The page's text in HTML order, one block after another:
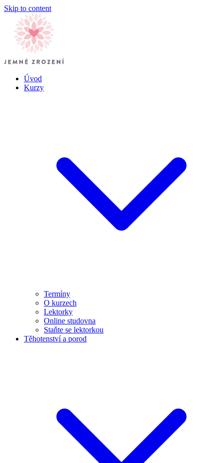
Skip to content
Úvod
Kurzy
Termíny
O kurzech
Lektorky
Online studovna
Staňte se lektorkou
Těhotenství a porod